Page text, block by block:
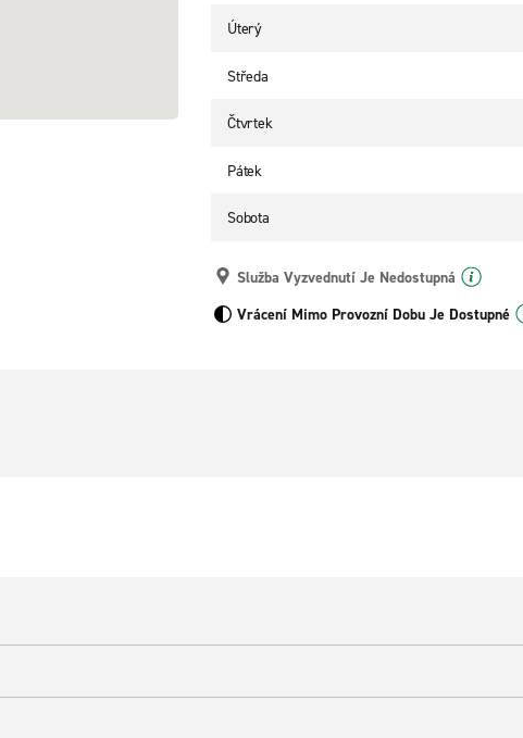
Úterý
Středa
Čtvrtek
Pátek
Sobota
Služba Vyzvednutí Je Nedostupná
Vrácení Mimo Provozní Dobu Je Dostupné